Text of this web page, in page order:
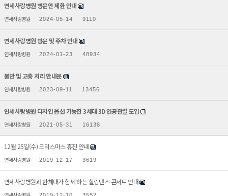
연세사랑병원 병문안 제한 안내
연세사랑병원 2024-05-14 9110
연세사랑병원 방문 및 주차 안내
연세사랑병원 2024-01-23 48934
불만 및 고충 처리 안내문
연세사랑병원 2023-09-11 13456
연세사랑병원 디자인 옵션 가능한 3세대 3D 인공관절 도입
연세사랑병원 2021-05-31 16138
12월 25일(수) 크리스마스 휴진 안내
연세사랑병원 2019-12-17 3619
연세사랑병원과 한체대가 함께 하는 힐링댄스 콘서트 안내